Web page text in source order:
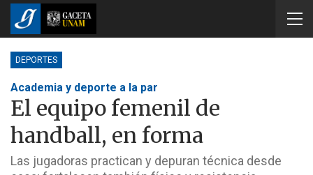
DEPORTES
Academia y deporte a la par
El equipo femenil de
handball, en forma
Las jugadoras practican y depuran técnica desde